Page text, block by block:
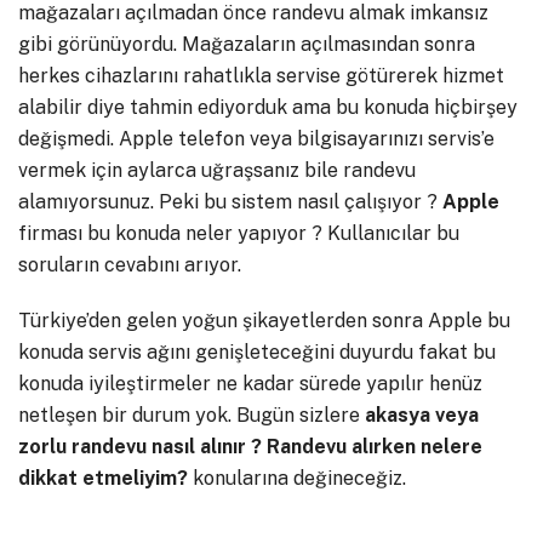
mağazaları açılmadan önce randevu almak imkansız
gibi görünüyordu. Mağazaların açılmasından sonra
herkes cihazlarını rahatlıkla servise götürerek hizmet
alabilir diye tahmin ediyorduk ama bu konuda hiçbirşey
değişmedi. Apple telefon veya bilgisayarınızı servis’e
vermek için aylarca uğraşsanız bile randevu
alamıyorsunuz. Peki bu sistem nasıl çalışıyor ? Apple
firması bu konuda neler yapıyor ? Kullanıcılar bu
soruların cevabını arıyor.
Türkiye’den gelen yoğun şikayetlerden sonra Apple bu
konuda servis ağını genişleteceğini duyurdu fakat bu
konuda iyileştirmeler ne kadar sürede yapılır henüz
netleşen bir durum yok. Bugün sizlere akasya veya
zorlu randevu nasıl alınır ? Randevu alırken nelere
dikkat etmeliyim? konularına değineceğiz.